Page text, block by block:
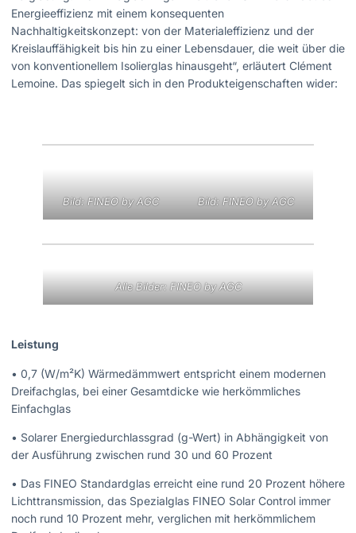
Energieeffizienz mit einem konsequenten
Nachhaltigkeitskonzept: von der Materialeffizienz und der
Kreislauffähigkeit bis hin zu einer Lebensdauer, die weit über die
von konventionellem Isolierglas hinausgeht“, erläutert Clément
Lemoine. Das spiegelt sich in den Produkteigenschaften wider:
Bild: FINEO by AGC Bild: FINEO by AGC
Alle Bilder: FINEO by AGC
Leistung
• 0,7 (W/m²K) Wärmedämmwert entspricht einem modernen
Dreifachglas, bei einer Gesamtdicke wie herkömmliches
Einfachglas
• Solarer Energiedurchlassgrad (g-Wert) in Abhängigkeit von
der Ausführung zwischen rund 30 und 60 Prozent
• Das FINEO Standardglas erreicht eine rund 20 Prozent höhere
Lichttransmission, das Spezialglas FINEO Solar Control immer
noch rund 10 Prozent mehr, verglichen mit herkömmlichem